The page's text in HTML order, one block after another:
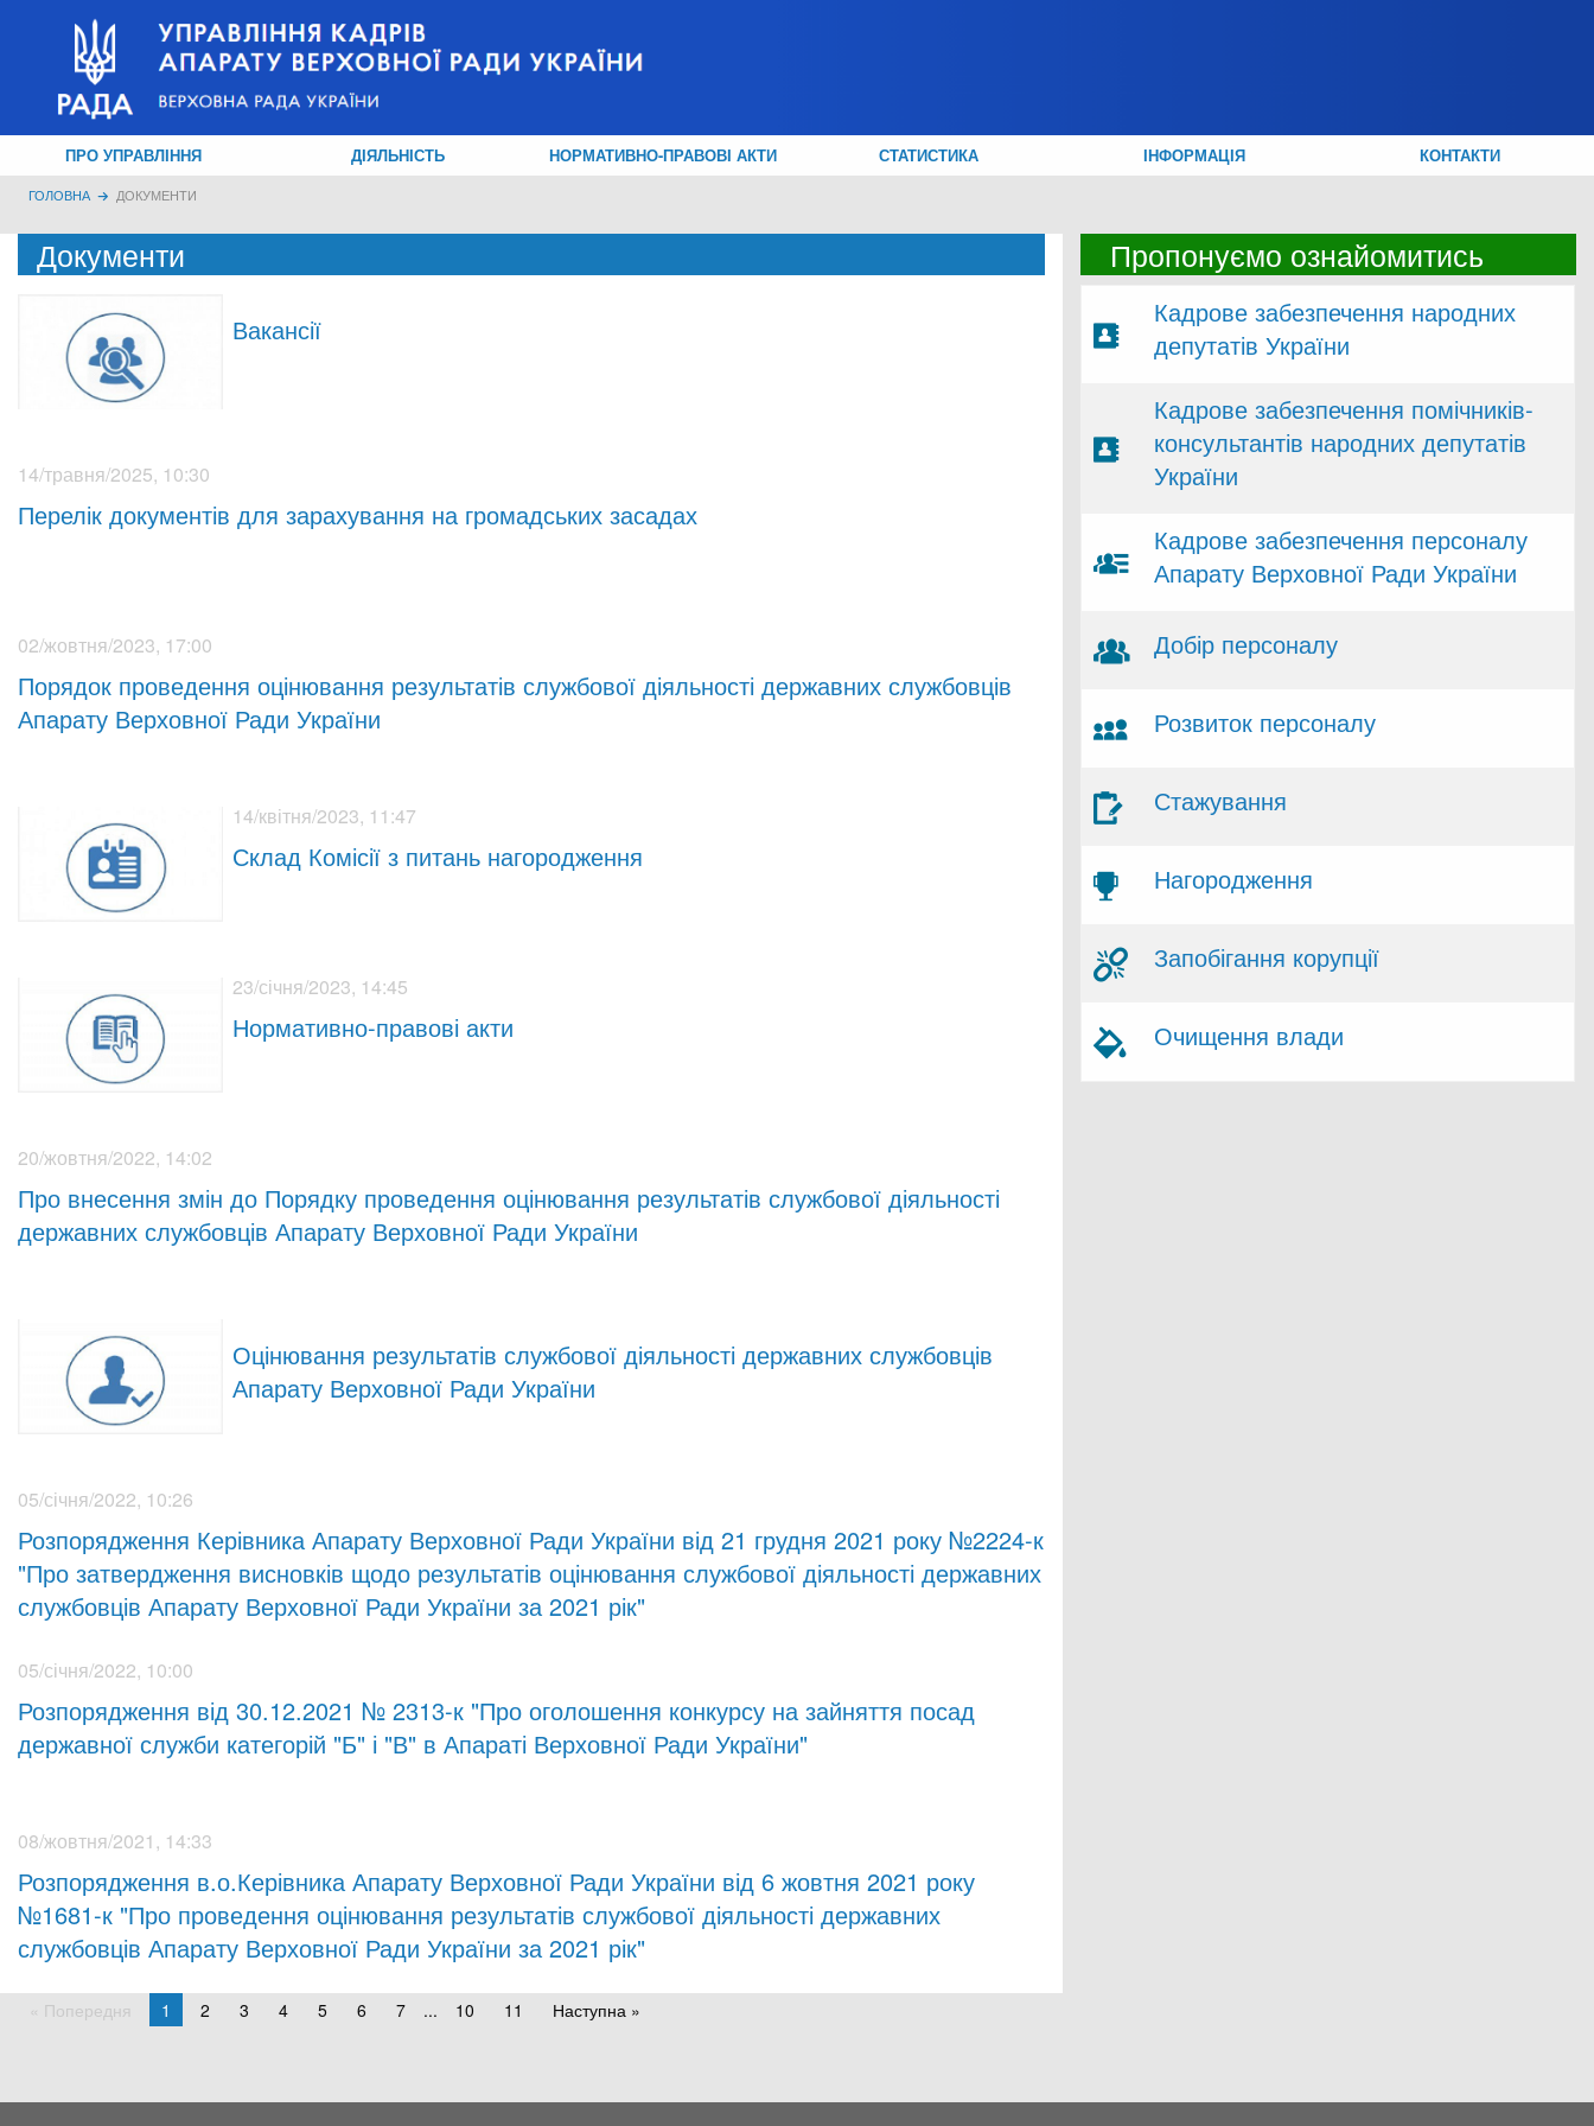
ПРО УПРАВЛІННЯ ДІЯЛЬНІСТЬ НОРМАТИВНО-ПРАВОВІ АКТИ СТАТИСТИКА ІНФОРМАЦІЯ КОНТАКТИ
ГОЛОВНА ДОКУМЕНТИ
Документи
Вакансії
14/травня/2025, 10:30
Перелік документів для зарахування на громадських засадах
02/жовтня/2023, 17:00
Порядок проведення оцінювання результатів службової діяльності державних службовців
Апарату Верховної Ради України
14/квітня/2023, 11:47
Склад Комісії з питань нагородження
23/січня/2023, 14:45
Нормативно-правові акти
20/жовтня/2022, 14:02
Про внесення змін до Порядку проведення оцінювання результатів службової діяльності
державних службовців Апарату Верховної Ради України
Оцінювання результатів службової діяльності державних службовців
Апарату Верховної Ради України
05/січня/2022, 10:26
Розпорядження Керівника Апарату Верховної Ради України від 21 грудня 2021 року №2224-к
"Про затвердження висновків щодо результатів оцінювання службової діяльності державних
службовців Апарату Верховної Ради України за 2021 рік"
05/січня/2022, 10:00
Розпорядження від 30.12.2021 № 2313-к "Про оголошення конкурсу на зайняття посад
державної служби категорій "Б" і "В" в Апараті Верховної Ради України"
08/жовтня/2021, 14:33
Розпорядження в.о.Керівника Апарату Верховної Ради України від 6 жовтня 2021 року
№1681-к "Про проведення оцінювання результатів службової діяльності державних
службовців Апарату Верховної Ради України за 2021 рік"
Пропонуємо ознайомитись
Кадрове забезпечення народних
депутатів України
Кадрове забезпечення помічників-
консультантів народних депутатів
України
Кадрове забезпечення персоналу
Апарату Верховної Ради України
Добір персоналу
Розвиток персоналу
Стажування
Нагородження
Запобігання корупції
Очищення влади
« Попередня 1 2 3 4 5 6 7 ... 10 11 Наступна »